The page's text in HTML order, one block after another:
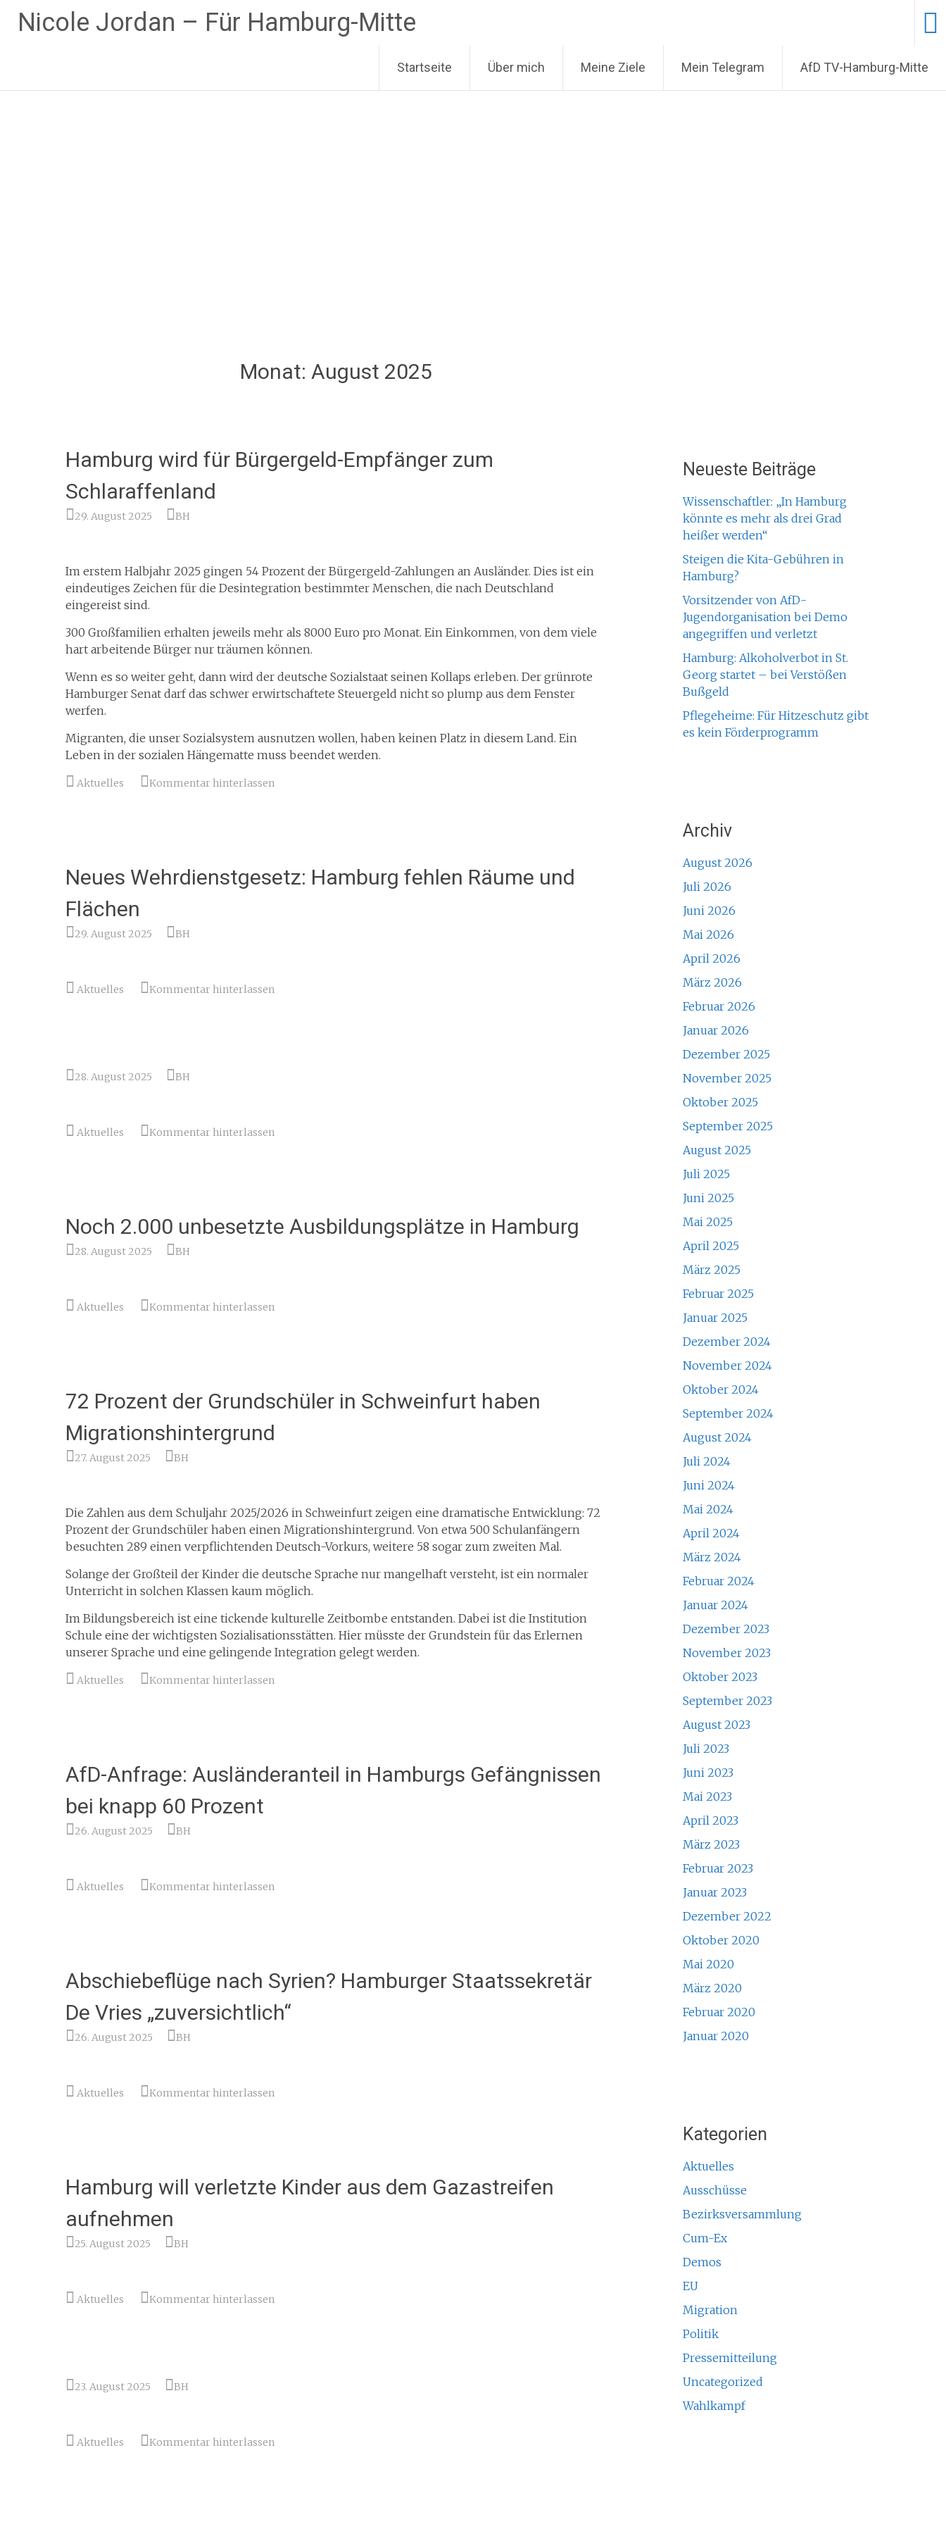
InhaltNicole Jordan – Für Hamburg-Mitte
Startseite Über mich Meine Ziele Mein Telegram AfD TV-Hamburg-Mitte
Monat: August 2025
Hamburg wird für Bürgergeld-Empfänger zum
Schlaraffenland
29. August 2025 BH
Im erstem Halbjahr 2025 gingen 54 Prozent der Bürgergeld-Zahlungen an Ausländer. Dies ist ein
eindeutiges Zeichen für die Desintegration bestimmter Menschen, die nach Deutschland
eingereist sind.
300 Großfamilien erhalten jeweils mehr als 8000 Euro pro Monat. Ein Einkommen, von dem viele
hart arbeitende Bürger nur träumen können.
Wenn es so weiter geht, dann wird der deutsche Sozialstaat seinen Kollaps erleben. Der grünrote
Hamburger Senat darf das schwer erwirtschaftete Steuergeld nicht so plump aus dem Fenster
werfen.
Migranten, die unser Sozialsystem ausnutzen wollen, haben keinen Platz in diesem Land. Ein
Leben in der sozialen Hängematte muss beendet werden.
Aktuelles Kommentar hinterlassen
Neues Wehrdienstgesetz: Hamburg fehlen Räume und
Flächen
29. August 2025 BH
Aktuelles Kommentar hinterlassen
28. August 2025 BH
Aktuelles Kommentar hinterlassen
Noch 2.000 unbesetzte Ausbildungsplätze in Hamburg
28. August 2025 BH
Aktuelles Kommentar hinterlassen
72 Prozent der Grundschüler in Schweinfurt haben
Migrationshintergrund
27. August 2025 BH
Die Zahlen aus dem Schuljahr 2025/2026 in Schweinfurt zeigen eine dramatische Entwicklung: 72
Prozent der Grundschüler haben einen Migrationshintergrund. Von etwa 500 Schulanfängern
besuchten 289 einen verpflichtenden Deutsch-Vorkurs, weitere 58 sogar zum zweiten Mal.
Solange der Großteil der Kinder die deutsche Sprache nur mangelhaft versteht, ist ein normaler
Unterricht in solchen Klassen kaum möglich.
Im Bildungsbereich ist eine tickende kulturelle Zeitbombe entstanden. Dabei ist die Institution
Schule eine der wichtigsten Sozialisationsstätten. Hier müsste der Grundstein für das Erlernen
unserer Sprache und eine gelingende Integration gelegt werden.
Aktuelles Kommentar hinterlassen
AfD-Anfrage: Ausländeranteil in Hamburgs Gefängnissen
bei knapp 60 Prozent
26. August 2025 BH
Aktuelles Kommentar hinterlassen
Abschiebeflüge nach Syrien? Hamburger Staatssekretär
De Vries „zuversichtlich“
26. August 2025 BH
Aktuelles Kommentar hinterlassen
Hamburg will verletzte Kinder aus dem Gazastreifen
aufnehmen
25. August 2025 BH
Aktuelles Kommentar hinterlassen
23. August 2025 BH
Aktuelles Kommentar hinterlassen
Neueste Beiträge
Wissenschaftler: „In Hamburg
könnte es mehr als drei Grad
heißer werden“
Steigen die Kita-Gebühren in
Hamburg?
Vorsitzender von AfD-
Jugendorganisation bei Demo
angegriffen und verletzt
Hamburg: Alkoholverbot in St.
Georg startet – bei Verstößen
Bußgeld
Pflegeheime: Für Hitzeschutz gibt
es kein Förderprogramm
Archiv
August 2026
Juli 2026
Juni 2026
Mai 2026
April 2026
März 2026
Februar 2026
Januar 2026
Dezember 2025
November 2025
Oktober 2025
September 2025
August 2025
Juli 2025
Juni 2025
Mai 2025
April 2025
März 2025
Februar 2025
Januar 2025
Dezember 2024
November 2024
Oktober 2024
September 2024
August 2024
Juli 2024
Juni 2024
Mai 2024
April 2024
März 2024
Februar 2024
Januar 2024
Dezember 2023
November 2023
Oktober 2023
September 2023
August 2023
Juli 2023
Juni 2023
Mai 2023
April 2023
März 2023
Februar 2023
Januar 2023
Dezember 2022
Oktober 2020
Mai 2020
März 2020
Februar 2020
Januar 2020
Kategorien
Aktuelles
Ausschüsse
Bezirksversammlung
Cum-Ex
Demos
EU
Migration
Politik
Pressemitteilung
Uncategorized
Wahlkampf